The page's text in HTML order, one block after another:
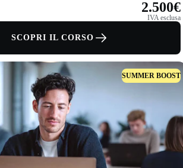
2.500€
IVA esclusa
SCOPRI IL CORSO
SUMMER BOOST